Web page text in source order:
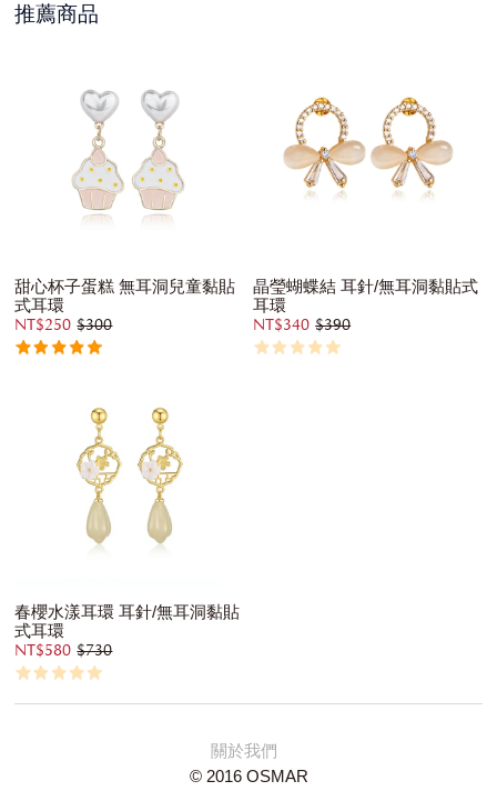
推薦商品
甜心杯子蛋糕 無耳洞兒童黏貼
式耳環
NT$250 $300
晶瑩蝴蝶結 耳針/無耳洞黏貼式
耳環
NT$340 $390
春櫻水漾耳環 耳針/無耳洞黏貼
式耳環
NT$580 $730
關於我們
© 2016 OSMAR